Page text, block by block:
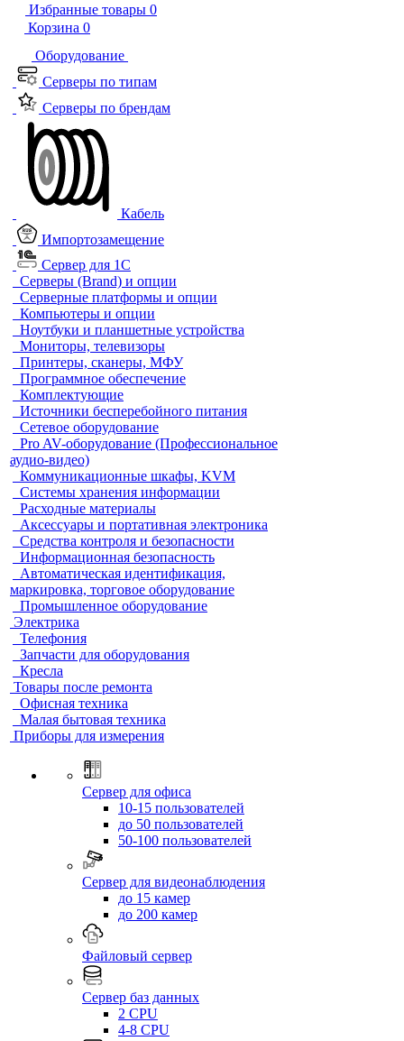
Избранные товары 0
Корзина 0
Оборудование
Серверы по типам
Серверы по брендам
Кабель
Импортозамещение
Сервер для 1С
Серверы (Brand) и опции
Серверные платформы и опции
Компьютеры и опции
Ноутбуки и планшетные устройства
Мониторы, телевизоры
Принтеры, сканеры, МФУ
Программное обеспечение
Комплектующие
Источники бесперебойного питания
Сетевое оборудование
Pro AV-оборудование (Профессиональное
аудио-видео)
Коммуникационные шкафы, KVM
Системы хранения информации
Расходные материалы
Аксессуары и портативная электроника
Средства контроля и безопасности
Информационная безопасность
Автоматическая идентификация,
маркировка, торговое оборудование
Промышленное оборудование
Электрика
Телефония
Запчасти для оборудования
Кресла
Товары после ремонта
Офисная техника
Малая бытовая техника
Приборы для измерения
Сервер для офиса
10-15 пользователей
до 50 пользователей
50-100 пользователей
Сервер для видеонаблюдения
до 15 камер
до 200 камер
Файловый сервер
Сервер баз данных
2 CPU
4-8 CPU